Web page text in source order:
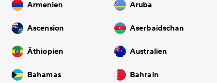
Armenien Aruba
Ascension Aserbaidschan
Äthiopien Australien
Bahamas Bahrain